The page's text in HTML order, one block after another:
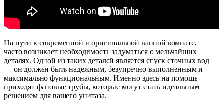
На пути к современной и оригинальной ванной комнате,
часто возникает необходимость задуматься о мельчайших
деталях. Одной из таких деталей является спуск сточных вод
— он должен быть надежным, безупречно выполненным и
максимально функциональным. Именно здесь на помощь
приходят фановые трубы, которые могут стать идеальным
решением для вашего унитаза.